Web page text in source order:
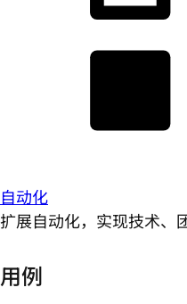
自动化
扩展自动化，实现技术、
用例